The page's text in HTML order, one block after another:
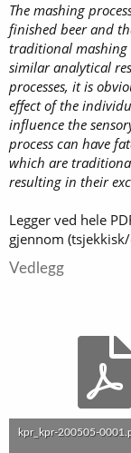
The mashing
finished beer and
traditional mashing
similar analytical
processes, it is
effect of the
influence the
process can have
which are
resulting in their
Legger ved hele
gjennom
Vedlegg
kpr_kpr-200505-